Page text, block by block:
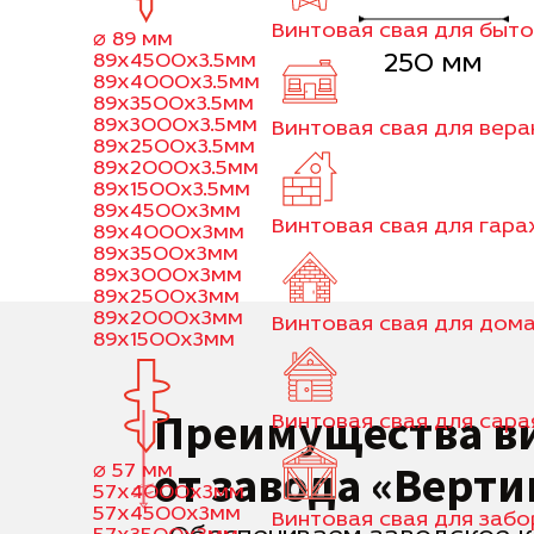
⌀ 89 мм
89x4500x3.5мм
89x4000x3.5мм
89x3500x3.5мм
89x3000x3.5мм
89x2500x3.5мм
89x2000x3.5мм
89x1500x3.5мм
89x4500x3мм
89x4000x3мм
89x3500x3мм
89x3000x3мм
89x2500x3мм
89x2000x3мм
89x1500x3мм
⌀ 57 мм
57x4000x3мм
57x4500x3мм
Винтовая свая для
Винтовая свая для
Винтовая свая для
Винтовая свая для
Винтовая свая для
Винтовая свая для
250 мм
Преимущества
от завода